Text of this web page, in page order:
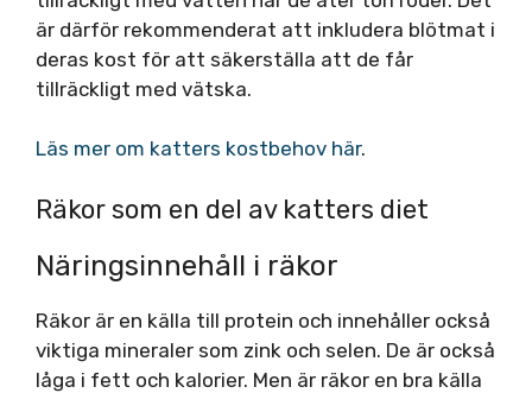
är därför rekommenderat att inkludera blötmat i
deras kost för att säkerställa att de får
tillräckligt med vätska.
Läs mer om katters kostbehov här.
Räkor som en del av katters diet
Näringsinnehåll i räkor
Räkor är en källa till protein och innehåller också
viktiga mineraler som zink och selen. De är också
låga i fett och kalorier. Men är räkor en bra källa